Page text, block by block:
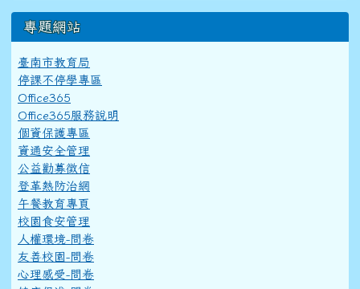
專題網站
臺南市教育局
停課不停學專區
Office365
Office365服務說明
個資保護專區
資通安全管理
公益勸募徵信
登革熱防治網
午餐教育專頁
校園食安管理
人權環境-問卷
友善校園-問卷
心理感受-問卷